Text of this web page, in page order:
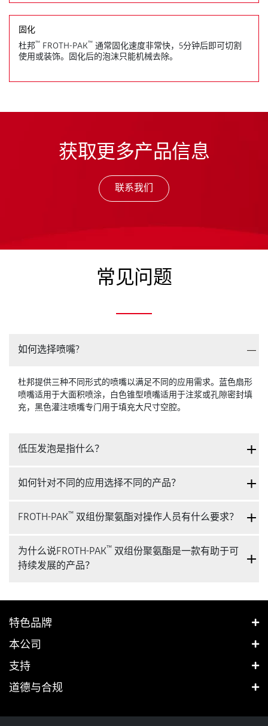
固化
杜邦™ FROTH-PAK™ 通常固化速度非常快，5分钟后即可切割
使用或装饰。固化后的泡沫只能机械去除。
获取更多产品信息
联系我们
常见问题
如何选择喷嘴?
杜邦提供三种不同形式的喷嘴以满足不同的应用需求。蓝色扇形
喷嘴适用于大面积喷涂，白色锥型喷嘴适用于注浆或孔隙密封填
充，黑色灌注喷嘴专门用于填充大尺寸空腔。
低压发泡是指什么？
如何针对不同的应用选择不同的产品？
FROTH-PAK™ 双组份聚氨酯对操作人员有什么要求？
为什么说FROTH-PAK™ 双组份聚氨酯是一款有助于可
持续发展的产品？
特色品牌
本公司
支持
道德与合规